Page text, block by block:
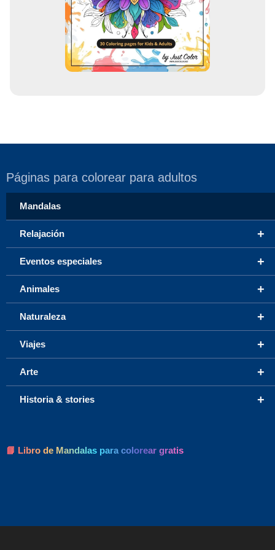
Páginas para colorear para adultos
Mandalas
+
Relajación
+
Eventos especiales
+
Animales
+
Naturaleza
+
Viajes
+
Arte
+
Historia & stories
📘 Libro de Mandalas para colorear gratis